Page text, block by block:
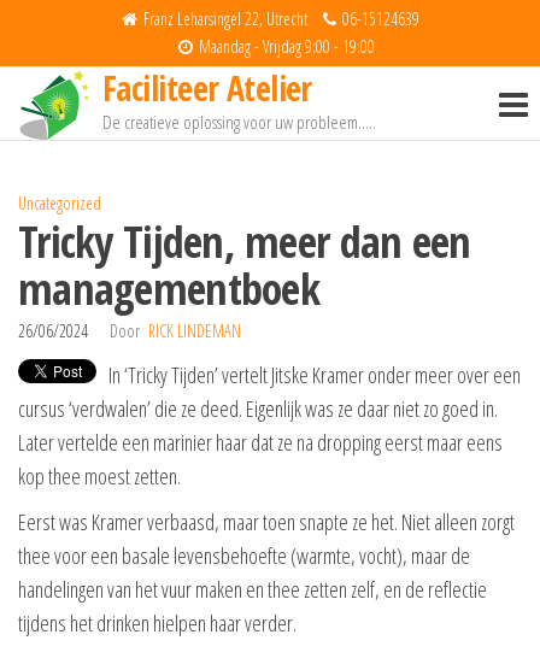
inhoud
Franz Leharsingel 22, Utrecht
06-15124639
Maandag - Vrijdag 9:00 - 19:00
Faciliteer Atelier
De creatieve oplossing voor uw probleem…..
Uncategorized
Tricky Tijden, meer dan een
managementboek
26/06/2024 Door RICK LINDEMAN
In ‘Tricky Tijden’ vertelt Jitske Kramer onder meer over een
cursus ‘verdwalen’ die ze deed. Eigenlijk was ze daar niet zo goed in.
Later vertelde een marinier haar dat ze na dropping eerst maar eens
kop thee moest zetten.
Eerst was Kramer verbaasd, maar toen snapte ze het. Niet alleen zorgt
thee voor een basale levensbehoefte (warmte, vocht), maar de
handelingen van het vuur maken en thee zetten zelf, en de reflectie
tijdens het drinken hielpen haar verder.